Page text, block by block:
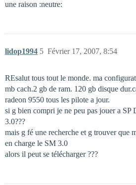
une raison :neutre:
lidop1994 Février 17, 2007, 8:54
5
REsalut tous tout le monde. ma
mb cach.2 gb de ram. 120 gb disque
radeon 9550 tous les pilote a jour.
si g bien compri je ne peu pas jouer a SP
3.0???
mais g fé une recherche et g trouver que
en charge le SM 3.0
alors il peut se télécharger ???